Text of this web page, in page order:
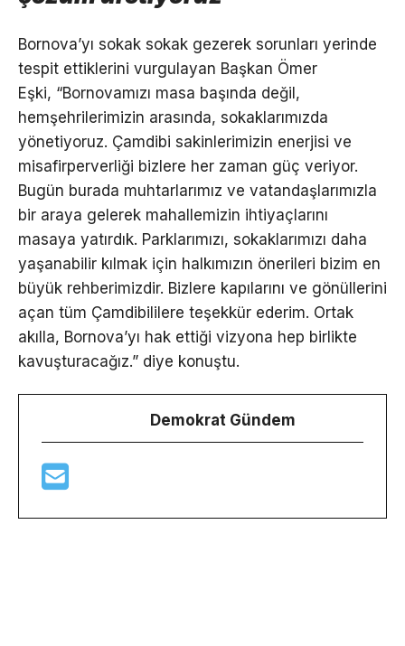
Bornova’yı sokak sokak gezerek sorunları yerinde
tespit ettiklerini vurgulayan Başkan Ömer
Eşki, “Bornovamızı masa başında değil,
hemşehrilerimizin arasında, sokaklarımızda
yönetiyoruz. Çamdibi sakinlerimizin enerjisi ve
misafirperverliği bizlere her zaman güç veriyor.
Bugün burada muhtarlarımız ve vatandaşlarımızla
bir araya gelerek mahallemizin ihtiyaçlarını
masaya yatırdık. Parklarımızı, sokaklarımızı daha
yaşanabilir kılmak için halkımızın önerileri bizim en
büyük rehberimizdir. Bizlere kapılarını ve gönüllerini
açan tüm Çamdibililere teşekkür ederim. Ortak
akılla, Bornova’yı hak ettiği vizyona hep birlikte
kavuşturacağız.” diye konuştu.
Demokrat Gündem